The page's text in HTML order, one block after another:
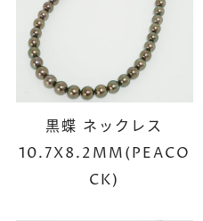
黒蝶 ネックレス
10.7X8.2MM(PEACO
CK)